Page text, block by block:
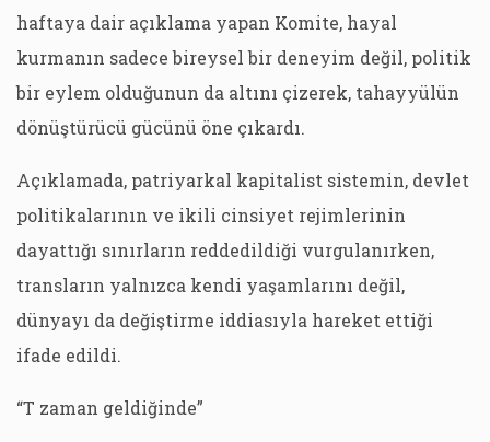
haftaya dair açıklama yapan Komite, hayal
kurmanın sadece bireysel bir deneyim değil, politik
bir eylem olduğunun da altını çizerek, tahayyülün
dönüştürücü gücünü öne çıkardı.
Açıklamada, patriyarkal kapitalist sistemin, devlet
politikalarının ve ikili cinsiyet rejimlerinin
dayattığı sınırların reddedildiği vurgulanırken,
transların yalnızca kendi yaşamlarını değil,
dünyayı da değiştirme iddiasıyla hareket ettiği
ifade edildi.
“T zaman geldiğinde”